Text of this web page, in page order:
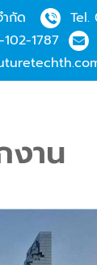
ำกัด Tel.
1787
งาน